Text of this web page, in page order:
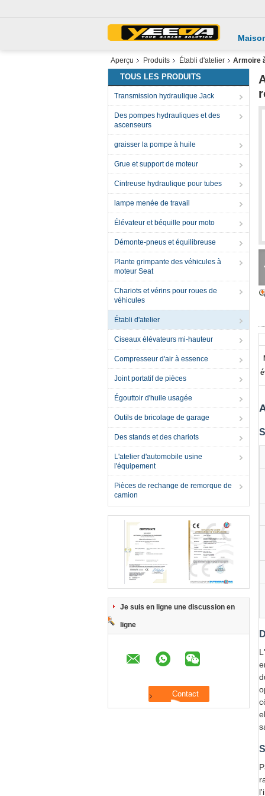
Aperçu Produits Établi d'atelier Armoire
TOUS LES PRODUITS
Transmission hydraulique Jack
Des pompes hydrauliques et des
ascenseurs
graisser la pompe à huile
Grue et support de moteur
Cintreuse hydraulique pour tubes
lampe menée de travail
Élévateur et béquille pour moto
Démonte-pneus et équilibreuse
Plante grimpante des véhicules à
moteur Seat
Chariots et vérins pour roues de
véhicules
Établi d'atelier
Ciseaux élévateurs mi-hauteur
Compresseur d'air à essence
Joint portatif de pièces
Égouttoir d'huile usagée
Outils de bricolage de garage
Des stands et des chariots
L'atelier d'automobile usine
l'équipement
Pièces de rechange de remorque de
camion
Je suis en ligne une discussion en
ligne